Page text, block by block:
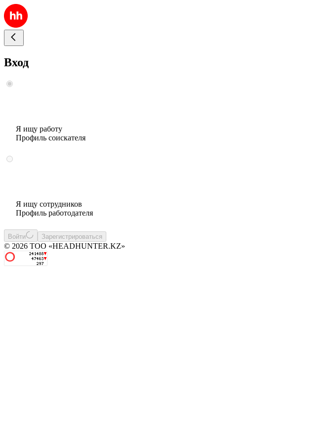
Вход
Я ищу работу
Профиль соискателя
Я ищу сотрудников
Профиль работодателя
Войти Зарегистрироваться
© 2026 ТОО «HEADHUNTER.KZ»